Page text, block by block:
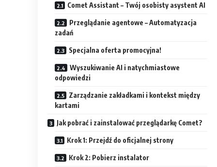
Comet Assistant – Twój osobisty asystent AI
Przeglądanie agentowe – Automatyzacja
zadań
Specjalna oferta promocyjna!
Wyszukiwanie AI i natychmiastowe
odpowiedzi
Zarządzanie zakładkami i kontekst między
kartami
Jak pobrać i zainstalować przeglądarkę Comet?
Krok 1: Przejdź do oficjalnej strony
Krok 2: Pobierz instalator